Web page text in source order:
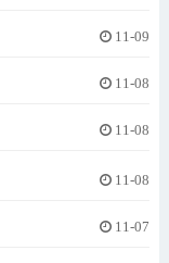
11-09
11-08
11-08
11-08
11-07